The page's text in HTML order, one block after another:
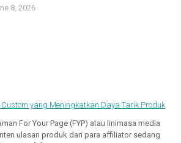
8, 2026
yang Meningkatkan Daya Tarik Produk
For Your Page (FYP) atau linimasa media
ulasan produk dari para affiliator sedang